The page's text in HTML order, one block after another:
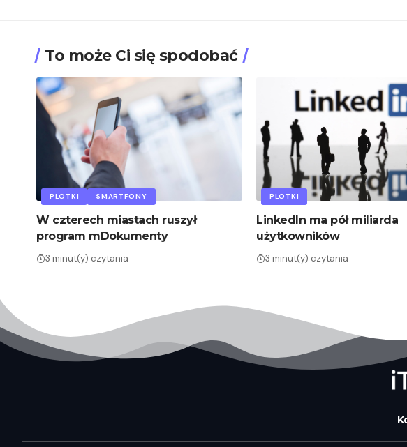
To może Ci się spodobać
PLOTKI SMARTFONY
W czterech miastach ruszył
program mDokumenty
3 minut(y) czytania
PLOTKI
LinkedIn ma pół miliarda
użytkowników
3 minut(y) czytania